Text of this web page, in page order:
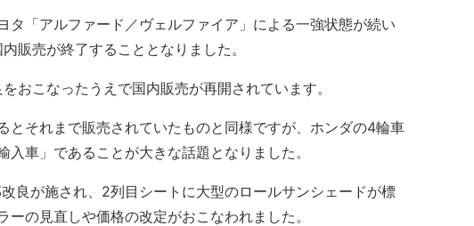
「アルファード／ヴェルファイア」による一強状態が続い
販売が終了することとなりました。
おこなったうえで国内販売が再開されています。
それまで販売されていたものと同様ですが、ホンダの4輪車
入車」であることが大きな話題となりました。
良が施され、2列目シートに大型のロールサンシェードが標
の見直しや価格の改定がおこなわれました。